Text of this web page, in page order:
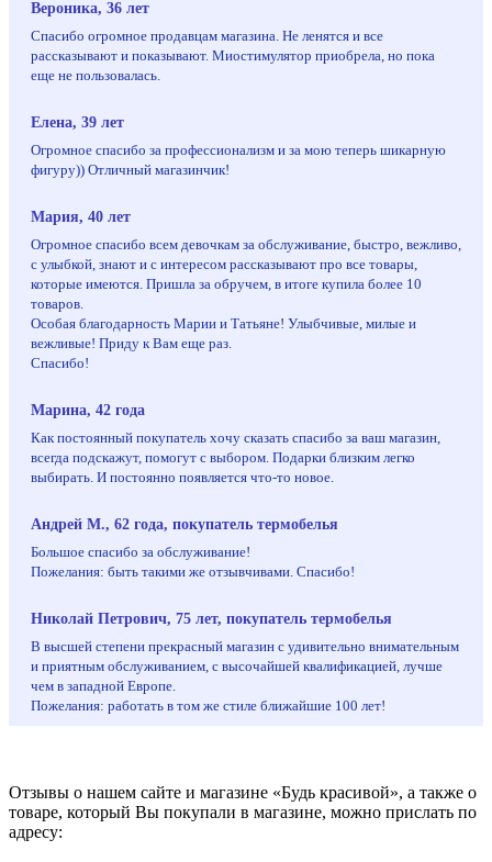
Вероника, 36 лет
Спасибо огромное продавцам магазина. Не ленятся и все
рассказывают и показывают. Миостимулятор приобрела, но пока
еще не пользовалась.
Елена, 39 лет
Огромное спасибо за профессионализм и за мою теперь шикарную
фигуру)) Отличный магазинчик!
Мария, 40 лет
Огромное спасибо всем девочкам за обслуживание, быстро, вежливо,
с улыбкой, знают и с интересом рассказывают про все товары,
которые имеются. Пришла за обручем, в итоге купила более 10
товаров.
Особая благодарность Марии и Татьяне! Улыбчивые, милые и
вежливые! Приду к Вам еще раз.
Спасибо!
Марина, 42 года
Как постоянный покупатель хочу сказать спасибо за ваш магазин,
всегда подскажут, помогут с выбором. Подарки близким легко
выбирать. И постоянно появляется что-то новое.
Андрей М., 62 года, покупатель термобелья
Большое спасибо за обслуживание!
Пожелания: быть такими же отзывчивами. Спасибо!
Николай Петрович, 75 лет, покупатель термобелья
В высшей степени прекрасный магазин с удивительно внимательным
и приятным обслуживанием, с высочайшей квалификацией, лучше
чем в западной Европе.
Пожелания: работать в том же стиле ближайшие 100 лет!
Отзывы о нашем сайте и магазине «Будь красивой», а также о
товаре, который Вы покупали в магазине, можно прислать по
адресу: